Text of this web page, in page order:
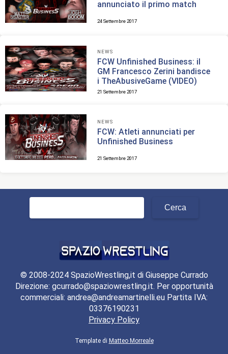
annunciato il primo match
24 Settembre 2017
NEWS
FCW Unfinished Business: il
GM Francesco Zerini bandisce
i TheAbusiveGame (VIDEO)
21 Settembre 2017
NEWS
FCW: Atleti annunciati per
Unfinished Business
21 Settembre 2017
Ricerca
© 2008-2024 SpazioWrestling,it di Giuseppe Currado
Direzione: gcurrado@spaziowrestling.it. Per opportunità
commerciali: andrea@andreamartinelli.eu Partita IVA:
03376190231
Privacy Policy
Template di Matteo Morreale